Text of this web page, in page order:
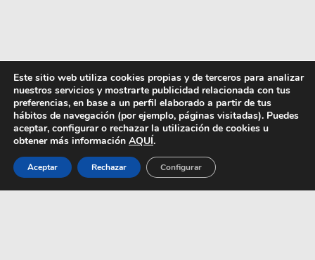
Este sitio web utiliza cookies propias y de terceros para analizar
nuestros servicios y mostrarte publicidad relacionada con tus
preferencias, en base a un perfil elaborado a partir de tus
hábitos de navegación (por ejemplo, páginas visitadas). Puedes
aceptar, configurar o rechazar la utilización de cookies u
obtener más información AQUÍ.
Aceptar Rechazar Configurar